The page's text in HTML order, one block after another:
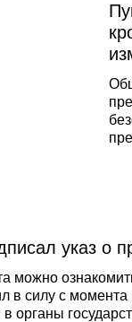
указ о
можно
в силу с
органы